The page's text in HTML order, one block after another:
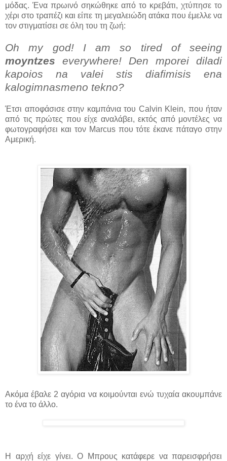
μόδας. Ένα πρωινό σηκώθηκε από το κρεβάτι, χτύπησε το
χέρι στο τραπέζι και είπε τη μεγαλειώδη ατάκα που έμελλε να
τον στιγματίσει σε όλη του τη ζωή:
Oh my god! I am so tired of seeing
moyntzes everywhere! Den mporei diladi
kapοios na valei stis diafimisis ena
kalogimnasmeno tekno?
Έτσι αποφάσισε στην καμπάνια του Calvin Klein, που ήταν
από τις πρώτες που είχε αναλάβει, εκτός από μοντέλες να
φωτογραφήσει και τον Marcus που τότε έκανε πάταγο στην
Αμερική.
Ακόμα έβαλε 2 αγόρια να κοιμούνται ενώ τυχαία ακουμπάνε
το ένα το άλλο.
Η αρχή είχε γίνει. Ο Μπρους κατάφερε να παρεισφρήσει